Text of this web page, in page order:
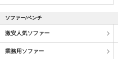
ソファー/ベンチ
激安人気ソファー
業務用ソファー